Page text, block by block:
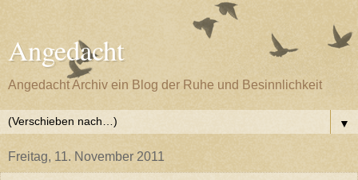
Angedacht
Angedacht Archiv ein Blog der Ruhe und Besinnlichkeit
▼
Freitag, 11. November 2011